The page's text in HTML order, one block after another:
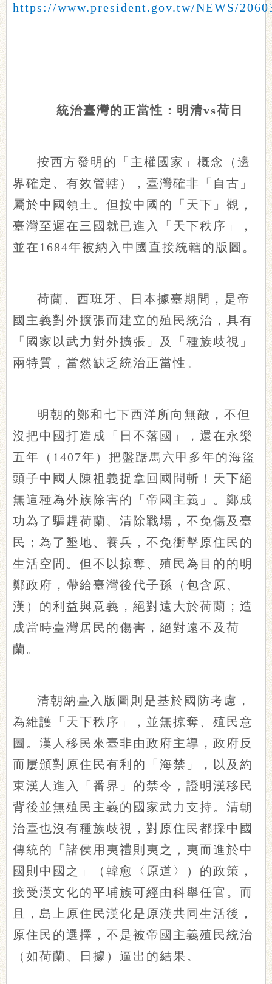
https://www.president.gov.tw/NEWS/
統治臺灣的正當性：明清vs荷日
按西方發明的「主權國家」概念（邊
界確定、有效管轄），臺灣確非「自古」
屬於中國領土。但按中國的「天下」觀，
臺灣至遲在三國就已進入「天下秩序」，
並在1684年被納入中國直接統轄的版圖。
荷蘭、西班牙、日本據臺期間，是帝
國主義對外擴張而建立的殖民統治，具有
「國家以武力對外擴張」及「種族歧視」
兩特質，當然缺乏統治正當性。
明朝的鄭和七下西洋所向無敵，不但
沒把中國打造成「日不落國」，還在永樂
五年（1407年）把盤踞馬六甲多年的海盜
頭子中國人陳祖義捉拿回國問斬！天下絕
無這種為外族除害的「帝國主義」。鄭成
功為了驅趕荷蘭、清除戰場，不免傷及臺
民；為了墾地、養兵，不免衝擊原住民的
生活空間。但不以掠奪、殖民為目的的明
鄭政府，帶給臺灣後代子孫（包含原、
漢）的利益與意義，絕對遠大於荷蘭；造
成當時臺灣居民的傷害，絕對遠不及荷
蘭。
清朝納臺入版圖則是基於國防考慮，
為維護「天下秩序」，並無掠奪、殖民意
圖。漢人移民來臺非由政府主導，政府反
而屢頒對原住民有利的「海禁」，以及約
束漢人進入「番界」的禁令，證明漢移民
背後並無殖民主義的國家武力支持。清朝
治臺也沒有種族歧視，對原住民都採中國
傳統的「諸侯用夷禮則夷之，夷而進於中
國則中國之」（韓愈〈原道〉）的政策，
接受漢文化的平埔族可經由科舉任官。而
且，島上原住民漢化是原漢共同生活後，
原住民的選擇，不是被帝國主義殖民統治
（如荷蘭、日據）逼出的結果。